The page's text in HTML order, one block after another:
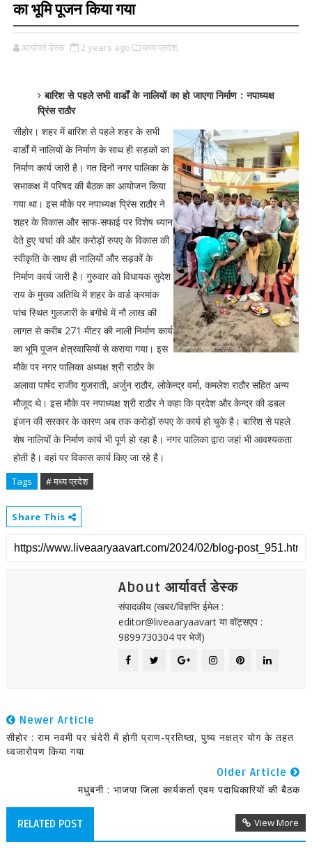
का भूमि पूजन किया गया
आर्यावर्त डेस्क 2 years ago मध्य प्रदेश,
बारिश से पहले सभी वार्डों के नालियों का हो जाएगा निर्माण : नपाध्यक्ष
प्रिंस राठौर
सीहोर। शहर में बारिश से पहले शहर के सभी
वार्डों में नालियों के निर्माण के साथ ही सड़कों का
निर्माण कार्य जारी है। गत दिनों नगर पालिका के
सभाकक्ष में परिषद की बैठक का आयोजन किया
गया था। इस मौके पर नपाध्यक्ष प्रिंस राठौर ने
शहर के विकास और साफ-सफाई पर विशेष ध्यान
देते हुए चर्चा की और करोड़ों रुपए के विकास की
स्वीकृति के साथ ही नालियों और सड़कों के
निर्माण कार्य जारी है। गुरुवार को विधायक सुदेश
राय के मुख्य अतिथि में शहर के वार्ड क्रमांक
पांच स्थित गुलजारी के बगीचे में नौ लाख की
लागत से करीब 271 मीटर की नाली निर्माण कार्य
का भूमि पूजन क्षेत्रवासियों से कराया गया। इस
मौके पर नगर पालिका अध्यक्ष श्री राठौर के
अलावा पार्षद राजीव गुजराती, अर्जुन राठौर, लोकेन्द्र वर्मा, कमलेश राठौर सहित अन्य
मौजूद थे। इस मौके पर नपाध्यक्ष श्री राठौर ने कहा कि प्रदेश और केन्द्र की डबल
इंजन की सरकार के कारण अब तक करोड़ों रुपए के कार्य हो चुके है। बारिश से पहले
शेष नालियों के निर्माण कार्य भी पूर्ण हो रहा है। नगर पालिका द्वारा जहां भी आवश्यकता
होती है। वहां पर विकास कार्य किए जा रहे है।
Tags # मध्य प्रदेश
Share This
About आर्यावर्त डेस्क
संपादकीय (खबर/विज्ञप्ति ईमेल :
editor@liveaaryaavart या वॉट्सएप :
9899730304 पर भेजें)
Newer Article
सीहोर : राम नवमी पर चंदेरी में होगी प्राण-प्रतिष्ठा, पुष्य नक्षत्र योग के तहत
ध्वजारोपण किया गया
Older Article
मधुबनी : भाजपा जिला कार्यकर्ता एवम पदाधिकारियों की बैठक
RELATED POST View More